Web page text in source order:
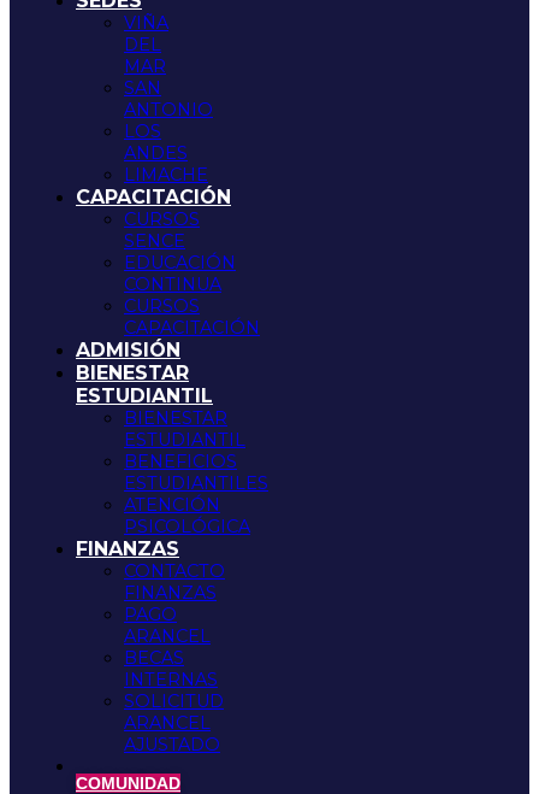
VIÑA
DEL
MAR
SAN
ANTONIO
LOS
ANDES
LIMACHE
CAPACITACIÓN
CURSOS
SENCE
EDUCACIÓN
CONTINUA
CURSOS
CAPACITACIÓN
ADMISIÓN
BIENESTAR
ESTUDIANTIL
BIENESTAR
ESTUDIANTIL
BENEFICIOS
ESTUDIANTILES
ATENCIÓN
PSICOLÓGICA
FINANZAS
CONTACTO
FINANZAS
PAGO
ARANCEL
BECAS
INTERNAS
SOLICITUD
ARANCEL
AJUSTADO
COMUNIDAD